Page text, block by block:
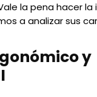
la pena hacer la
a analizar sus
y